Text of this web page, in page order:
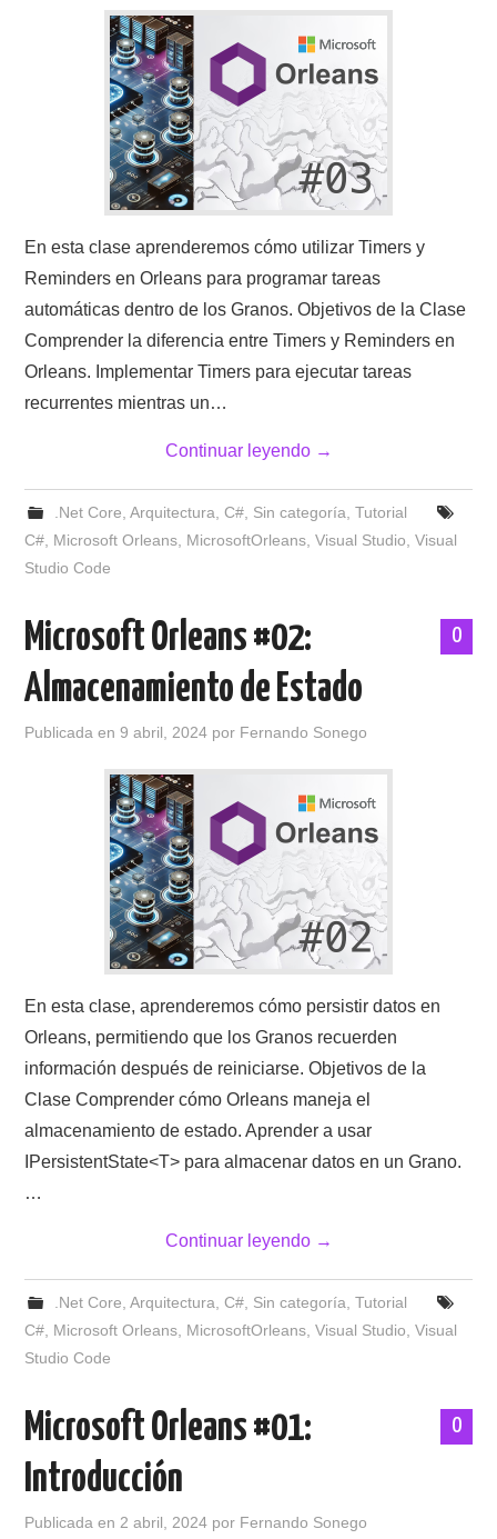
En esta clase aprenderemos cómo utilizar Timers y
Reminders en Orleans para programar tareas
automáticas dentro de los Granos. Objetivos de la Clase
Comprender la diferencia entre Timers y Reminders en
Orleans. Implementar Timers para ejecutar tareas
recurrentes mientras un…
Continuar leyendo →
.Net Core, Arquitectura, C#, Sin categoría, Tutorial
C#, Microsoft Orleans, MicrosoftOrleans,Visual Studio,Visual
Studio Code
0
Microsoft Orleans #02:
Almacenamiento de Estado
Publicada en9 abril, 2024 por Fernando Sonego
En esta clase, aprenderemos cómo persistir datos en
Orleans, permitiendo que los Granos recuerden
información después de reiniciarse. Objetivos de la
Clase Comprender cómo Orleans maneja el
almacenamiento de estado. Aprender a usar
IPersistentState<T> para almacenar datos en un Grano.
…
Continuar leyendo →
.Net Core, Arquitectura, C#, Sin categoría, Tutorial
C#, Microsoft Orleans, MicrosoftOrleans,Visual Studio,Visual
Studio Code
0
Microsoft Orleans #01:
Introducción
Publicada en2 abril, 2024 por Fernando Sonego